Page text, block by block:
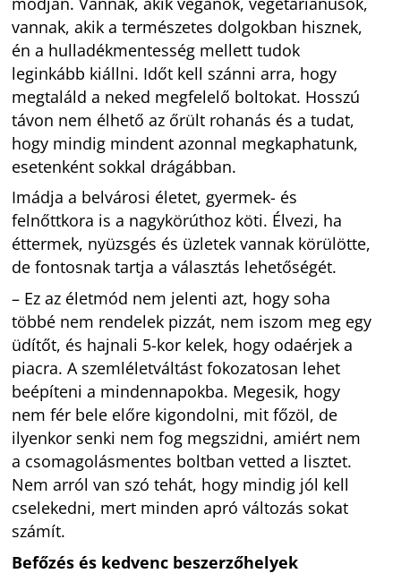
vannak, akik a természetes dolgokban hisznek,
én a hulladékmentesség mellett tudok
leginkább kiállni. Időt kell szánni arra, hogy
megtaláld a neked megfelelő boltokat. Hosszú
távon nem élhető az őrült rohanás és a tudat,
hogy mindig mindent azonnal megkaphatunk,
esetenként sokkal drágábban.
Imádja a belvárosi életet, gyermek- és
felnőttkora is a nagykörúthoz köti. Élvezi, ha
éttermek, nyüzsgés és üzletek vannak körülötte,
de fontosnak tartja a választás lehetőségét.
– Ez az életmód nem jelenti azt, hogy soha
többé nem rendelek pizzát, nem iszom meg egy
üdítőt, és hajnali 5-kor kelek, hogy odaérjek a
piacra. A szemléletváltást fokozatosan lehet
beépíteni a mindennapokba. Megesik, hogy
nem fér bele előre kigondolni, mit főzöl, de
ilyenkor senki nem fog megszidni, amiért nem
a csomagolásmentes boltban vetted a lisztet.
Nem arról van szó tehát, hogy mindig jól kell
cselekedni, mert minden apró változás sokat
számít.
Befőzés és kedvenc beszerzőhelyek